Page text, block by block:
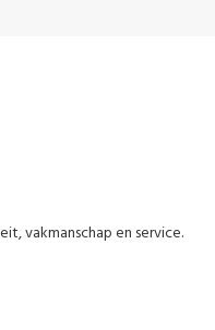
vakmanschap en service.